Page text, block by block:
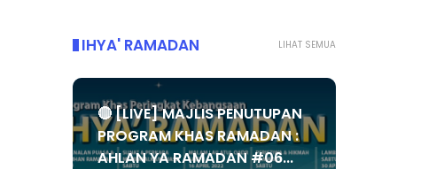
LIHAT SEMUA
IHYA' RAMADAN
🔴 [LIVE] MAJLIS PENUTUPAN
PROGRAM KHAS RAMADAN :
AHLAN YA RAMADAN #06...